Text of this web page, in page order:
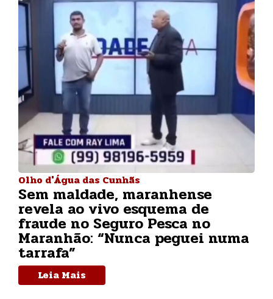
Olho d'Água das Cunhãs
Sem maldade, maranhense
revela ao vivo esquema de
fraude no Seguro Pesca no
Maranhão: “Nunca peguei numa
tarrafa”
Leia Mais